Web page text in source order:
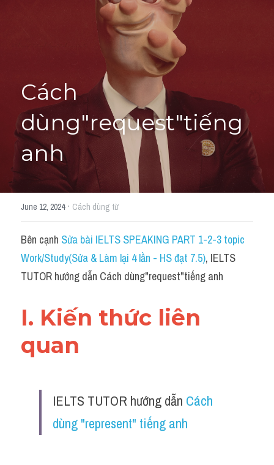
Cách
dùng"request"tiếng
anh
June 12, 2024· Cách dùng từ
Bên cạnh Sửa bài IELTS SPEAKING PART 1-2-3 topic
Work/Study(Sửa & Làm lại 4 lần - HS đạt 7.5), IELTS
TUTOR hướng dẫn Cách dùng"request"tiếng anh
I. Kiến thức liên
quan
IELTS TUTOR hướng dẫn Cách
dùng "represent" tiếng anh